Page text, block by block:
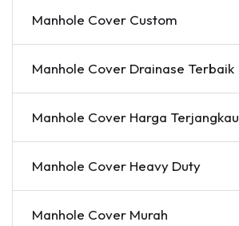
Manhole Cover Custom
Manhole Cover Drainase Terbaik
Manhole Cover Harga Terjangkau
Manhole Cover Heavy Duty
Manhole Cover Murah